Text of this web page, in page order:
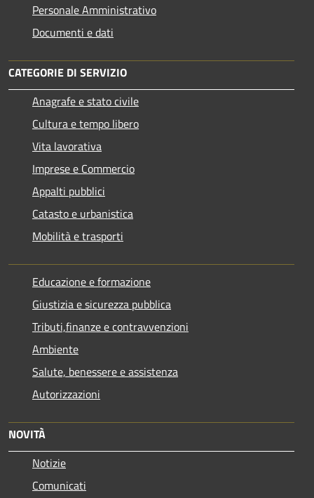
Personale Amministrativo
Documenti e dati
CATEGORIE DI SERVIZIO
Anagrafe e stato civile
Cultura e tempo libero
Vita lavorativa
Imprese e Commercio
Appalti pubblici
Catasto e urbanistica
Mobilità e trasporti
Educazione e formazione
Giustizia e sicurezza pubblica
Tributi,finanze e contravvenzioni
Ambiente
Salute, benessere e assistenza
Autorizzazioni
NOVITÀ
Notizie
Comunicati